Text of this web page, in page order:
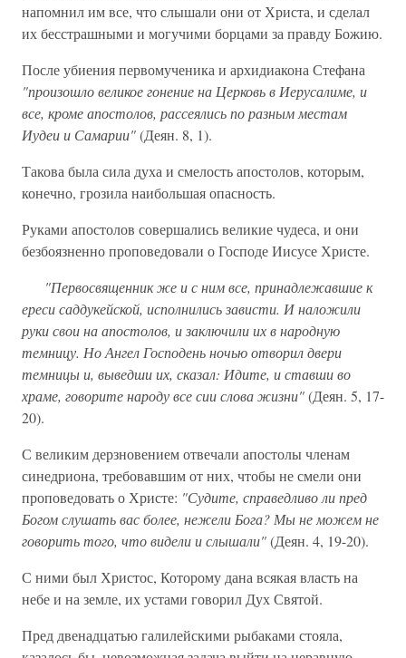
напомнил им все, что слышали они от Христа, и сделал
их бесстрашными и могучими борцами за правду Божию.
После убиения первомученика и архидиакона Стефана
"произошло великое гонение на Церковь в Иерусалиме, и
все, кроме апостолов, рассеялись по разным местам
Иудеи и Самарии"(Деян. 8, 1).
Такова была сила духа и смелость апостолов, которым,
конечно, грозила наибольшая опасность.
Руками апостолов совершались великие чудеса, и они
безбоязненно проповедовали о Господе Иисусе Христе.
"Первосвященник же и с ним все, принадлежавшие к
ереси саддукейской, исполнились зависти. И наложили
руки свои на апостолов, и заключили их в народную
темницу. Но Ангел Господень ночью отворил двери
темницы и, выведши их, сказал: Идите, и ставши во
храме, говорите народу все сии слова жизни"(Деян. 5, 17-
20).
С великим дерзновением отвечали апостолы членам
синедриона, требовавшим от них, чтобы не смели они
проповедовать о Христе: "Судите, справедливо ли пред
Богом слушать вас более, нежели Бога? Мы не можем не
говорить того, что видели и слышали"(Деян. 4, 19-20).
С ними был Христос, Которому дана всякая власть на
небе и на земле, их устами говорил Дух Святой.
Пред двенадцатью галилейскими рыбаками стояла,